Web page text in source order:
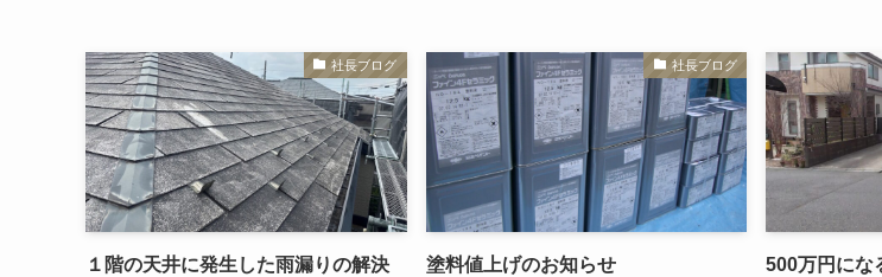
社長ブログ
１階の天井に発生した雨漏りの解決
社長ブログ
塗料値上げのお知らせ
500万円にな